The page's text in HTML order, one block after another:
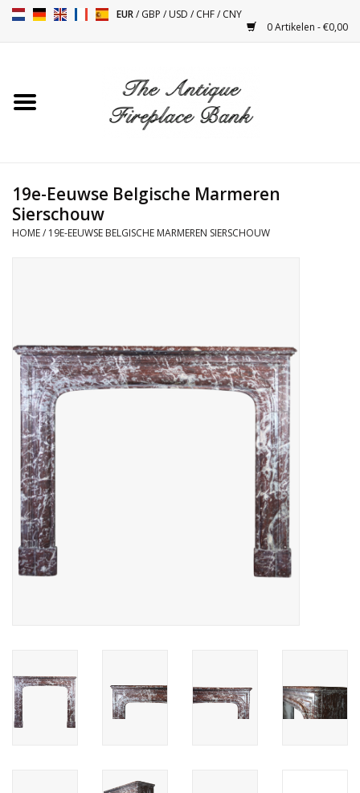
EUR/GBP /USD /CHF/CNY
0 Artikelen - €0,00
Toebehoren
Kacheltjes
Objecten
Decoratieve Outdoor
Objecten
Vloeren - Steen, Terra Cotta
& Marmer
Outlet
Tevreden Klanten
Login
19e-Eeuwse Belgische Marmeren
Sierschouw
HOME/ 19E-EEUWSE BELGISCHE MARMEREN SIERSCHOUW